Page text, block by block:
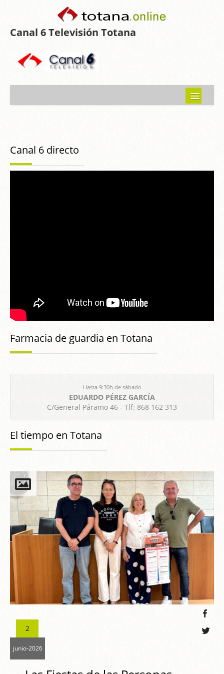
Canal 6 Televisión Totana
Programas emitidos
2
junio-2026
Canal 6 directo
Farmacia de guardia en Totana
Hasta 9:30h de sábado
EDUARDO PÉREZ GARCÍA
C/General Páramo 46 - Tlf: 868 162 313
El tiempo en Totana